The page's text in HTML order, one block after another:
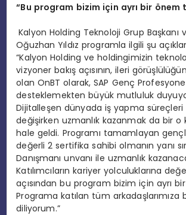
“Bu program bizim için ayrı bir önem
Kalyon Holding Teknoloji Grup Başkanı
Oğuzhan Yıldız programla ilgili şu
“Kalyon Holding ve holdingimizin
vizyoner bakış açısının, ileri
olan OnBT olarak, SAP Genç
desteklemekten büyük mutluluk
Dijitalleşen dünyada iş yapma
değişirken uzmanlık kazanmak da bir o
hale geldi. Programı tamamlayan
değerli 2 sertifika sahibi olmanın yanı
Danışmanı unvanı ile uzmanlık
Katılımcıların kariyer yolculuklarına
açısından bu program bizim için ayrı
Programa katılan tüm arkadaşlarımıza
diliyorum.”